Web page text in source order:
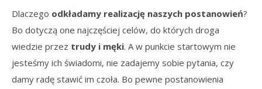
Dlaczego odkładamy realizację naszych postanowień?
Bo dotyczą one najczęściej celów, do których droga
wiedzie przez trudy i męki. A w punkcie startowym nie
jesteśmy ich świadomi, nie zadajemy sobie pytania, czy
damy radę stawić im czoła. Bo pewne postanowienia